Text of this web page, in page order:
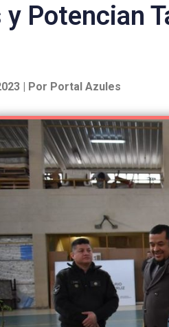
y Potencian
| Por Portal Azules